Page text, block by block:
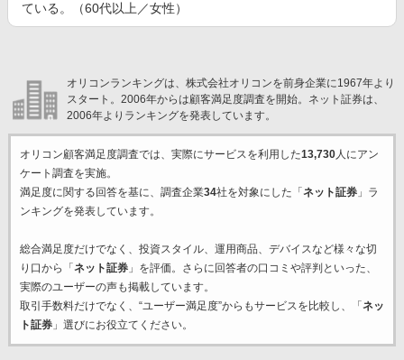
ている。（60代以上／女性）
オリコンランキングは、株式会社オリコンを前身企業に1967年より
スタート。2006年からは顧客満足度調査を開始。ネット証券は、
2006年よりランキングを発表しています。
オリコン顧客満足度調査では、実際にサービスを利用した13,730人にアン
ケート調査を実施。
満足度に関する回答を基に、調査企業34社を対象にした「 ネット証券」ラ
ンキングを発表しています。
総合満足度だけでなく、投資スタイル、運用商品、デバイスなど様々な切
り口から「 ネット証券」を評価。さらに回答者の口コミや評判といった、
実際のユーザーの声も掲載しています。
取引手数料だけでなく、“ユーザー満足度”からもサービスを比較し、「 ネッ
ト証券」選びにお役立てください。